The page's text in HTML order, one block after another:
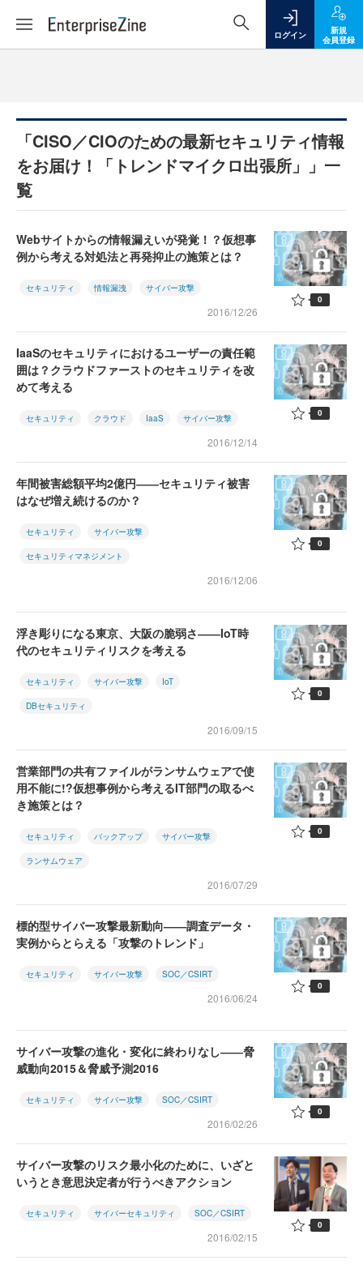
ログイン
新規
会員登録
「CISO／CIOのための最新セキュリティ情報
をお届け！「トレンドマイクロ出張所」」一
覧
Webサイトからの情報漏えいが発覚！？仮想事
例から考える対処法と再発抑止の施策とは？
セキュリティ 情報漏洩 サイバー攻撃
2016/12/26
0
IaaSのセキュリティにおけるユーザーの責任範
囲は？クラウドファーストのセキュリティを改
めて考える
セキュリティ クラウド IaaS サイバー攻撃
2016/12/14
0
年間被害総額平均2億円――セキュリティ被害
はなぜ増え続けるのか？
セキュリティ サイバー攻撃
セキュリティマネジメント
2016/12/06
0
浮き彫りになる東京、大阪の脆弱さ――IoT時
代のセキュリティリスクを考える
セキュリティ サイバー攻撃 IoT
DBセキュリティ
2016/09/15
0
営業部門の共有ファイルがランサムウェアで使
用不能に!?仮想事例から考えるIT部門の取るべ
き施策とは？
セキュリティ バックアップ サイバー攻撃
ランサムウェア
2016/07/29
0
標的型サイバー攻撃最新動向――調査データ・
実例からとらえる「攻撃のトレンド」
セキュリティ サイバー攻撃 SOC／CSIRT
2016/06/24
0
サイバー攻撃の進化・変化に終わりなし――脅
威動向2015＆脅威予測2016
セキュリティ サイバー攻撃 SOC／CSIRT
2016/02/26
0
サイバー攻撃のリスク最小化のために、いざと
いうとき意思決定者が行うべきアクション
セキュリティ サイバーセキュリティ SOC／CSIRT
2016/02/15
0